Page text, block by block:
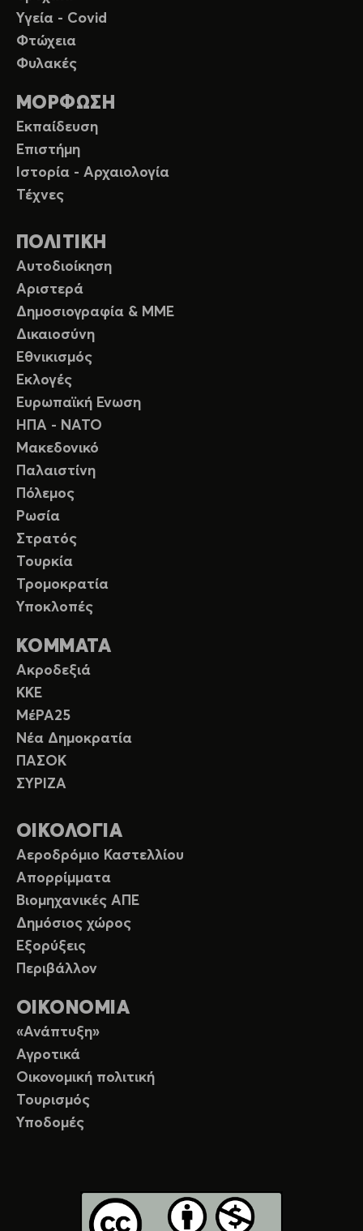
Υγεία - Covid
Φτώχεια
Φυλακές
ΜΟΡΦΩΣΗ
Εκπαίδευση
Επιστήμη
Ιστορία - Αρχαιολογία
Τέχνες
ΠΟΛΙΤΙΚΗ
Αυτοδιοίκηση
Αριστερά
Δημοσιογραφία & ΜΜΕ
Δικαιοσύνη
Εθνικισμός
Εκλογές
Ευρωπαϊκή Ενωση
ΗΠΑ - ΝΑΤΟ
Μακεδονικό
Παλαιστίνη
Πόλεμος
Ρωσία
Στρατός
Τουρκία
Τρομοκρατία
Υποκλοπές
ΚΟΜΜΑΤΑ
Ακροδεξιά
ΚΚΕ
ΜέΡΑ25
Νέα Δημοκρατία
ΠΑΣΟΚ
ΣΥΡΙΖΑ
ΟΙΚΟΛΟΓΙΑ
Αεροδρόμιο Καστελλίου
Απορρίμματα
Βιομηχανικές ΑΠΕ
Δημόσιος χώρος
Εξορύξεις
Περιβάλλον
ΟΙΚΟΝΟΜΙΑ
«Ανάπτυξη»
Αγροτικά
Οικονομική πολιτική
Τουρισμός
Υποδομές